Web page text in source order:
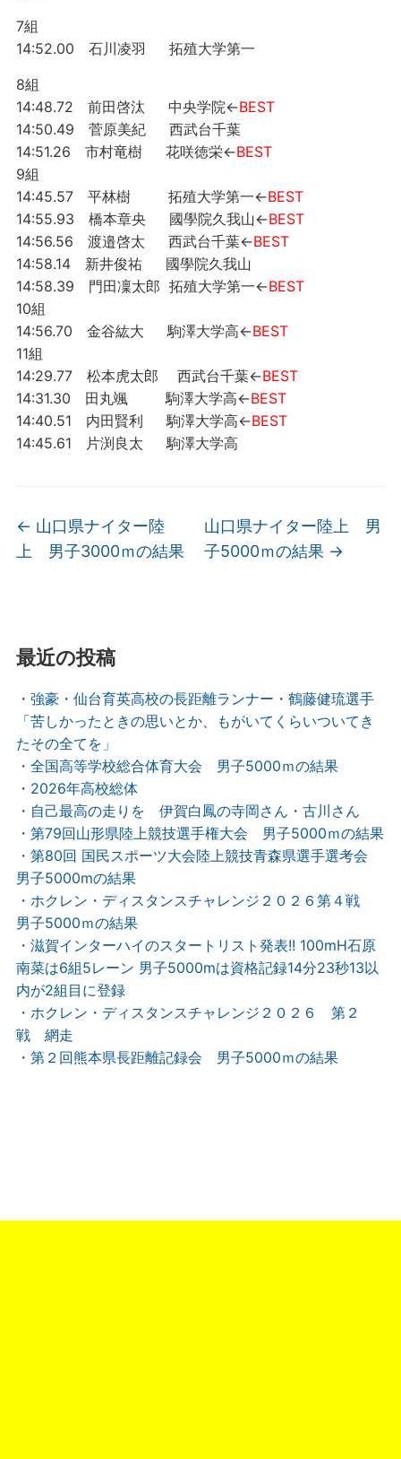
7組
14:52.00 石川凌羽 拓殖大学第一
8組
14:48.72 前田啓汰 中央学院←BEST
14:50.49 菅原美紀 西武台千葉
14:51.26 市村竜樹 花咲徳栄←BEST
9組
14:45.57 平林樹 拓殖大学第一←BEST
14:55.93 橋本章央 國學院久我山←BEST
14:56.56 渡邉啓太 西武台千葉←BEST
14:58.14 新井俊祐 國學院久我山
14:58.39 門田凜太郎 拓殖大学第一←BEST
10組
14:56.70 金谷紘大 駒澤大学高←BEST
11組
14:29.77 松本虎太郎 西武台千葉←BEST
14:31.30 田丸颯 駒澤大学高←BEST
14:40.51 内田賢利 駒澤大学高←BEST
14:45.61 片渕良太 駒澤大学高
← 山口県ナイター陸
上 男子3000ｍの結果
山口県ナイター陸上 男
子5000ｍの結果 →
最近の投稿
・強豪・仙台育英高校の長距離ランナー・鶴藤健琉選手
「苦しかったときの思いとか、もがいてくらいついてき
たその全てを」
・全国高等学校総合体育大会 男子5000ｍの結果
・2026年高校総体
・自己最高の走りを 伊賀白鳳の寺岡さん・古川さん
・第79回山形県陸上競技選手権大会 男子5000ｍの結果
・第80回 国民スポーツ大会陸上競技青森県選手選考会
男子5000mの結果
・ホクレン・ディスタンスチャレンジ２０２６第４戦
男子5000ｍの結果
・滋賀インターハイのスタートリスト発表!! 100mH石原
南菜は6組5レーン 男子5000mは資格記録14分23秒13以
内が2組目に登録
・ホクレン・ディスタンスチャレンジ２０２６ 第２
戦 網走
・第２回熊本県長距離記録会 男子5000ｍの結果